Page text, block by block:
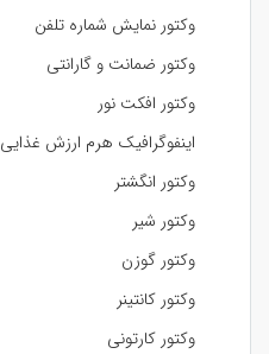
وکتور نمایش شماره تلفن
وکتور ضمانت و گارانتی
وکتور افکت نور
اینفوگرافیک هرم ارزش غذایی
وکتور انگشتر
وکتور شیر
وکتور گوزن
وکتور کانتینر
وکتور کارتونی